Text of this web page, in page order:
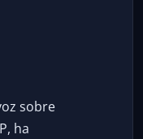
sobre
ha